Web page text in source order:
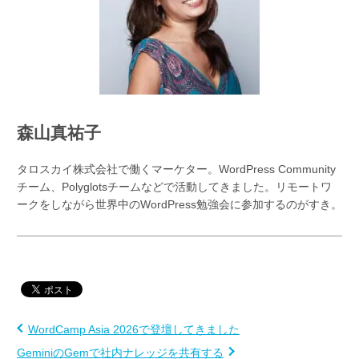
森山真祐子
タロスカイ株式会社で働くマーケター。WordPress Community
チーム、Polyglotsチームなどで活動してきました。リモートワ
ークをしながら世界中のWordPress勉強会に参加するのがすき。
WordCamp Asia 2026で登壇してきました
GeminiのGemで社内ナレッジを共有する